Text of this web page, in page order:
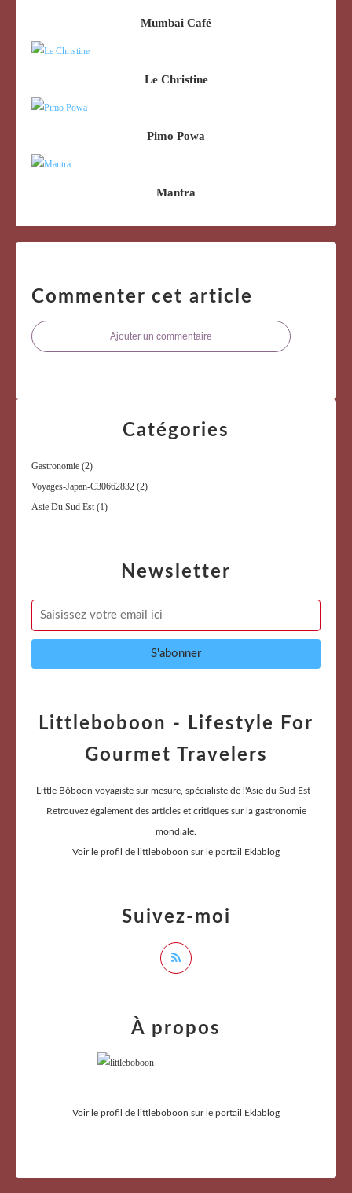
Mumbai Café
Le Christine
Pimo Powa
Mantra
Commenter cet article
Ajouter un commentaire
Newsletter
Catégories
Gastronomie (2)
Voyages-Japan-C30662832 (2)
Asie Du Sud Est (1)
Littleboboon - Lifestyle For
Gourmet Travelers
Little Bôboon voyagiste sur mesure, spécialiste de l'Asie du Sud Est -
Retrouvez également des articles et critiques sur la gastronomie
mondiale.
Voir le profil de littleboboon sur le portail Eklablog
Suivez-moi
À propos
Voir le profil de littleboboon sur le portail Eklablog